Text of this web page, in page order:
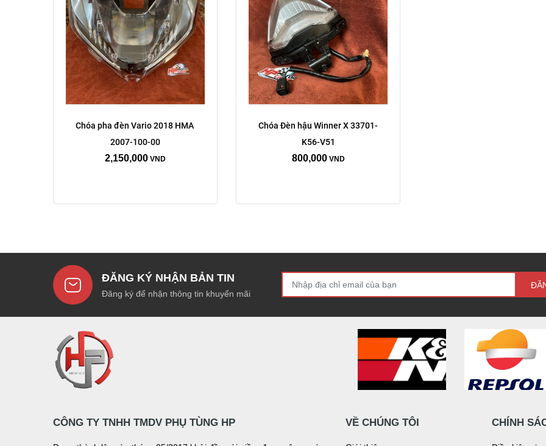
Chóa pha đèn Vario 2018 HMA
2007-100-00
2,150,000 VND
Chóa Đèn hậu Winner X 33701-
K56-V51
800,000 VND
ĐĂNG KÝ NHẬN BẢN TIN
Đăng ký để nhận thông tin khuyến mãi
CÔNG TY TNHH TMDV PHỤ TÙNG HP VỀ CHÚNG TÔI CHÍNH